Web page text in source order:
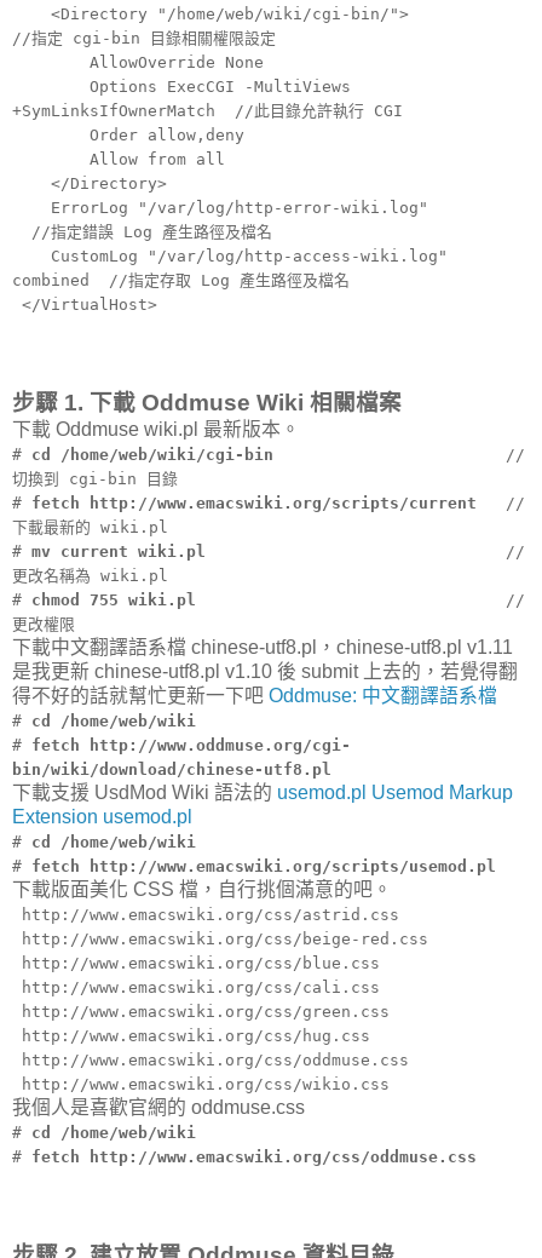
<Directory "/home/web/wiki/cgi-bin/">
//指定 cgi-bin 目錄相關權限設定
AllowOverride None
Options ExecCGI -MultiViews
+SymLinksIfOwnerMatch //此目錄允許執行 CGI
Order allow,deny
Allow from all
</Directory>
ErrorLog "/var/log/http-error-wiki.log"
//指定錯誤 Log 產生路徑及檔名
CustomLog "/var/log/http-access-wiki.log"
combined //指定存取 Log 產生路徑及檔名
</VirtualHost>
步驟 1. 下載 Oddmuse Wiki 相關檔案
下載 Oddmuse wiki.pl 最新版本。
# cd /home/web/wiki/cgi-bin //
切換到 cgi-bin 目錄
# fetch http://www.emacswiki.org/scripts/current //
下載最新的 wiki.pl
# mv current wiki.pl
//
更改名稱為 wiki.pl
# chmod 755 wiki.pl
//
更改權限
下載中文翻譯語系檔 chinese-utf8.pl，chinese-utf8.pl v1.11
是我更新 chinese-utf8.pl v1.10 後 submit 上去的，若覺得翻
得不好的話就幫忙更新一下吧 Oddmuse: 中文翻譯語系檔
# cd /home/web/wiki
# fetch http://www.oddmuse.org/cgi-
bin/wiki/download/chinese-utf8.pl
下載支援 UsdMod Wiki 語法的 usemod.pl Usemod Markup
Extension usemod.pl
# cd /home/web/wiki
# fetch http://www.emacswiki.org/scripts/usemod.pl
下載版面美化 CSS 檔，自行挑個滿意的吧。
http://www.emacswiki.org/css/astrid.css
http://www.emacswiki.org/css/beige-red.css
http://www.emacswiki.org/css/blue.css
http://www.emacswiki.org/css/cali.css
http://www.emacswiki.org/css/green.css
http://www.emacswiki.org/css/hug.css
http://www.emacswiki.org/css/oddmuse.css
http://www.emacswiki.org/css/wikio.css
我個人是喜歡官網的 oddmuse.css
# cd /home/web/wiki
# fetch http://www.emacswiki.org/css/oddmuse.css